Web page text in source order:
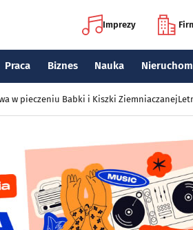
Imprezy
Praca Biznes Nauka
w pieczeniu Babki i Kiszki Ziemniaczanej